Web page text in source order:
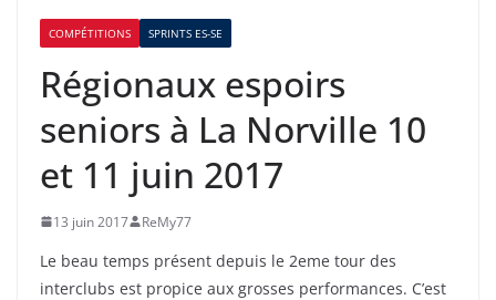
COMPÉTITIONS SPRINTS ES-SE
Régionaux espoirs
seniors à La Norville 10
et 11 juin 2017
13 juin 2017 ReMy77
Le beau temps présent depuis le 2eme tour des
interclubs est propice aux grosses performances. C’est